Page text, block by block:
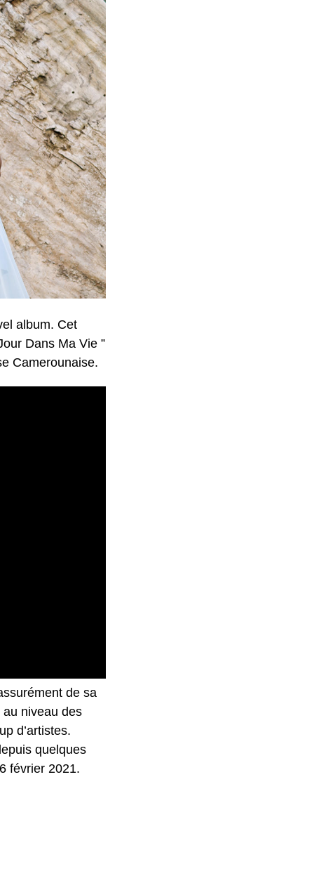
album. Cet
Dans Ma Vie ”
Camerounaise.
de sa
niveau des
d’artistes.
quelques
février 2021.